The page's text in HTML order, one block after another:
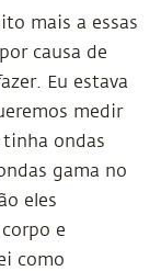
mais a essas
causa de
Eu estava
medir
tinha ondas
gama no
eles
e
como